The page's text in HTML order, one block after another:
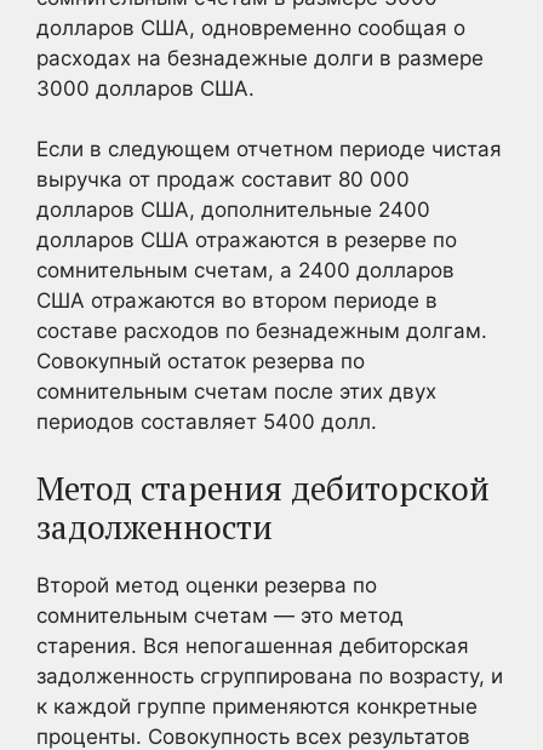
долларов США, одновременно сообщая о
расходах на безнадежные долги в размере
3000 долларов США.
Если в следующем отчетном периоде чистая
выручка от продаж составит 80 000
долларов США, дополнительные 2400
долларов США отражаются в резерве по
сомнительным счетам, а 2400 долларов
США отражаются во втором периоде в
составе расходов по безнадежным долгам.
Совокупный остаток резерва по
сомнительным счетам после этих двух
периодов составляет 5400 долл.
Метод старения дебиторской
задолженности
Второй метод оценки резерва по
сомнительным счетам — это метод
старения. Вся непогашенная дебиторская
задолженность сгруппирована по возрасту, и
к каждой группе применяются конкретные
проценты. Совокупность всех результатов